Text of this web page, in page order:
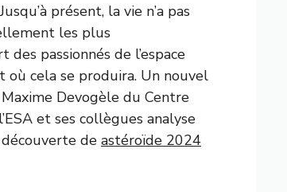
présent, la vie n’a pas
les plus
passionnés de l’espace
où cela se produira. Un nouvel
Devogèle du Centre
et ses collègues analyse
découverte de astéroïde 2024